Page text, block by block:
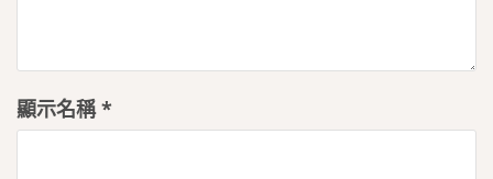
顯示名稱*